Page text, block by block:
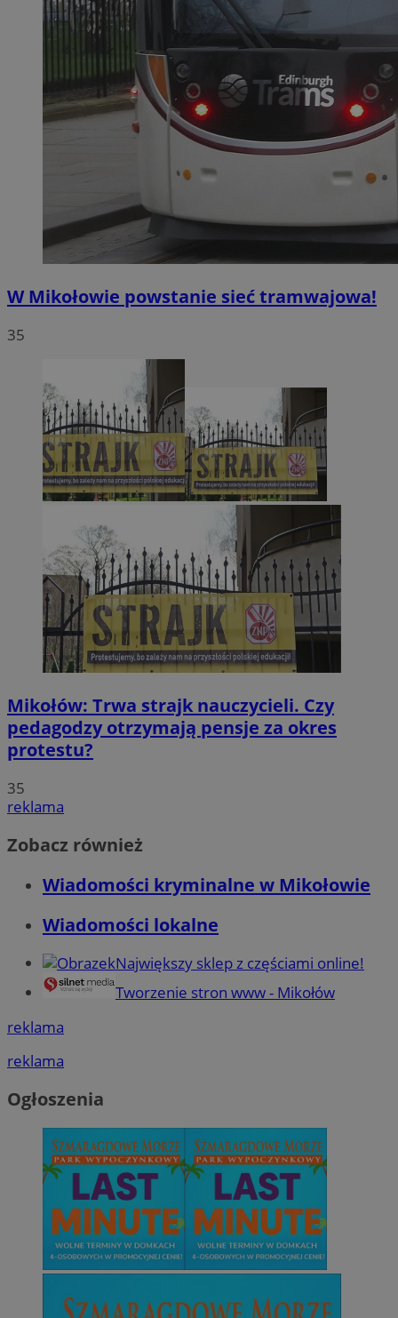
W Mikołowie powstanie sieć tramwajowa!
35
Mikołów: Trwa strajk nauczycieli. Czy
pedagodzy otrzymają pensje za okres
protestu?
35
reklama
Zobacz również
Wiadomości kryminalne w Mikołowie
Wiadomości lokalne
Największy sklep z częściami online!
Tworzenie stron www - Mikołów
reklama
reklama
Ogłoszenia